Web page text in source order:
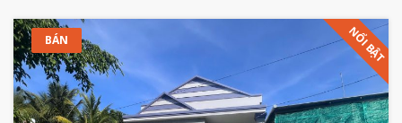
BÁN NỔI BẬT